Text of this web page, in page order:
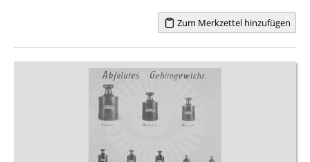
Zum Merkzettel hinzufügen